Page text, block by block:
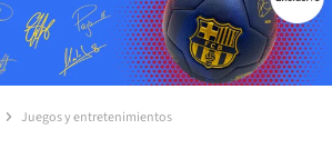
Juegos y entretenimientos